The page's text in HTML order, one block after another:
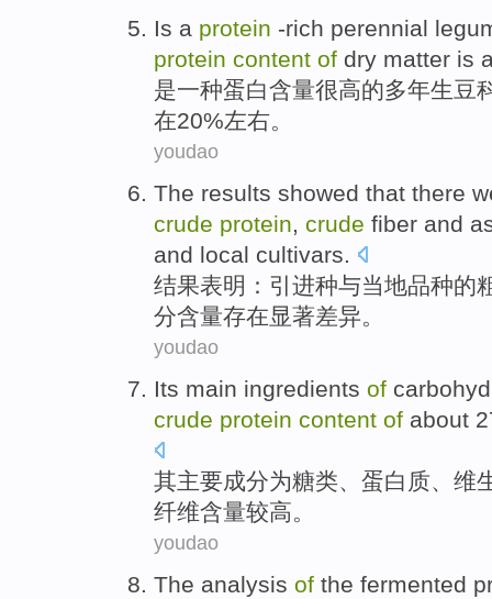
Is a protein -rich perennial
protein content of dry matter is
是一种蛋白含量很高的多年生豆
在20%左右。
youdao
The results showed that there
crude protein, crude fiber and
and local cultivars.
结果表明 ： 引进种与当地品种的
分含量存在显著差异。
youdao
Its main ingredients of
crude protein content of about
其主要成分为糖类、 蛋白质、 维
纤维含量较高。
youdao
The analysis of the fermented